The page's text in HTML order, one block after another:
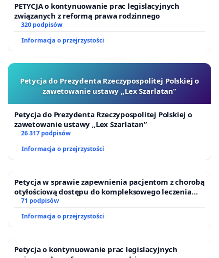
PETYCJA o kontynuowanie prac legislacyjnych
związanych z reformą prawa rodzinnego
320 podpisów
Informacja o przejrzystości
Petycja do Prezydenta Rzeczypospolitej Polskiej o
zawetowanie ustawy „Lex Szarlatan”
Petycja do Prezydenta Rzeczypospolitej Polskiej o
zawetowanie ustawy „Lex Szarlatan”
26 317 podpisów
Informacja o przejrzystości
Petycja w sprawie zapewnienia pacjentom z chorobą
otyłościową dostępu do kompleksowego leczenia
oraz programów profilaktycznych.
71 podpisów
Informacja o przejrzystości
Petycja o kontynuowanie prac legislacyjnych